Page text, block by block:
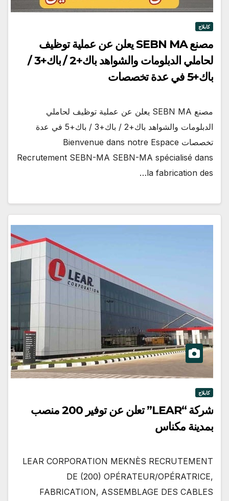
كابلاج
مصنع SEBN MA يعلن عن عملية توظيف
لحاملي الدبلومات والشواهد باك+2 / باك+3 /
باك+5 في عدة تخصصات
مصنع SEBN MA يعلن عن عملية توظيف لحاملي
الدبلومات والشواهد باك+2 / باك+3 / باك+5 في عدة
تخصصات Bienvenue dans notre Espace
Recrutement SEBN-MA SEBN-MA spécialisé dans
la fabrication des…
كابلاج
شركة “LEAR” تعلن عن توفير 200 منصب
بمدينة مكناس
LEAR CORPORATION MEKNÈS RECRUTEMENT
DE (200) OPÉRATEUR/OPÉRATRICE,
FABRICATION, ASSEMBLAGE DES CABLES